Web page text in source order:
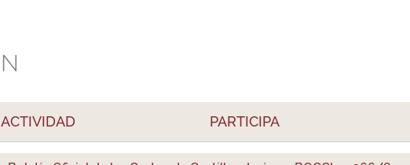
ACTIVIDAD PARTICIPA